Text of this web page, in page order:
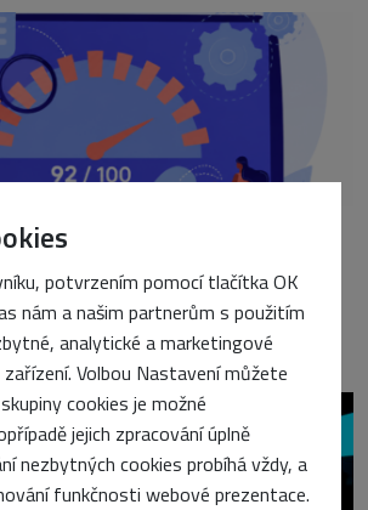
potvrzením pomocí tlačítka OK
nám a našim partnerům s použitím
analytické a marketingové
Volbou Nastavení můžete
cookies je možné
jejich zpracování úplně
nezbytných cookies probíhá vždy, a
funkčnosti webové prezentace.
pod lupou: Reální
testy
Sasínová